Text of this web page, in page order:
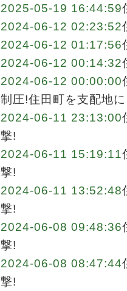
2025-05-19 16:44:59
2024-06-12 02:23:52
2024-06-12 01:17:56
2024-06-12 00:14:32
2024-06-12 00:00:00
制圧!住田町を支配地
2024-06-11 23:13:00
撃!
2024-06-11 15:19:11
撃!
2024-06-11 13:52:48
撃!
2024-06-08 09:48:36
撃!
2024-06-08 08:47:44
撃!